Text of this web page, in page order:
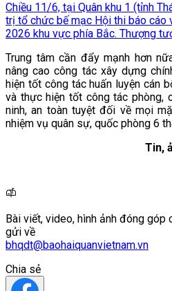
Chiều 11/6, tại Quân khu 1 (tỉnh
trị tổ chức bế mạc Hội thi báo cáo
2026 khu vực phía Bắc. Thượng
Trung tâm cần đẩy mạnh hơn
nâng cao công tác xây dựng
hiện tốt công tác huấn luyện cán
và thực hiện tốt công tác phòng,
ninh, an toàn tuyệt đối về mọi
nhiệm vụ quân sự, quốc phòng 6
Tin,
Bài viết, video, hình ảnh đóng góp
gửi về
bhqdt@baohaiquanvietnam.vn
Chia sẻ